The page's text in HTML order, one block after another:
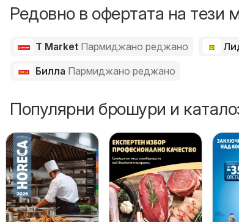
Редовно в офертата на тези
T Market Пармиджано реджано
Билла Пармиджано реджано
Популярни брошури и